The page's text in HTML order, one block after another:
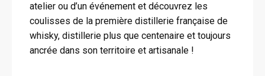
atelier ou d’un événement et découvrez les
coulisses de la première distillerie française de
whisky, distillerie plus que centenaire et toujours
ancrée dans son territoire et artisanale !